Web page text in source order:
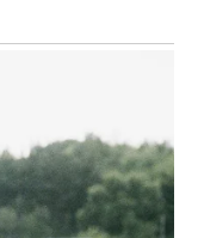
u senci.
biti